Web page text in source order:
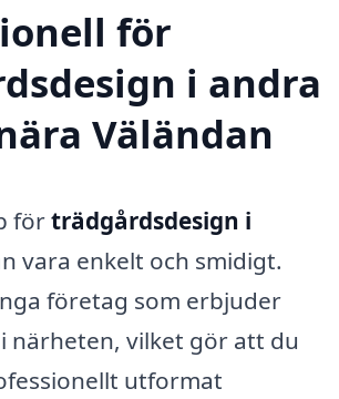
för
i andra
Väländan
förträdgårdsdesign i
vara enkelt och smidigt.
företag som erbjuder
närheten, vilket gör att du
utformat